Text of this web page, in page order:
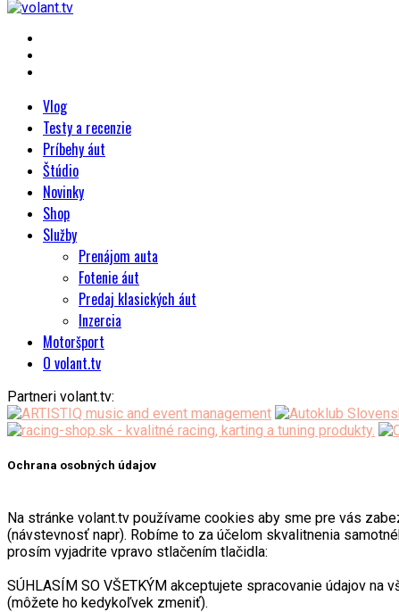
Vlog
Testy a recenzie
Príbehy áut
Štúdio
Novinky
Shop
Služby
Prenájom auta
Fotenie áut
Predaj klasických áut
Inzercia
Motoršport
O volant.tv
Partneri volant.tv:
Ochrana osobných údajov
Na stránke volant.tv používame cookies aby sme pre vás
(návstevnosť napr). Robíme to za účelom skvalitnenia
prosím vyjadrite vpravo stlačením tlačidla:
SÚHLASÍM SO VŠETKÝM akceptujete spracovanie údajov
(môžete ho kedykoľvek zmeniť).